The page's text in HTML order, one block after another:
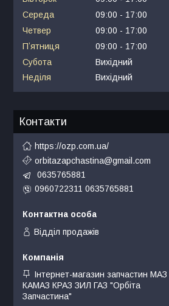
Середа
09:00
17:00
Четвер
09:00
17:00
Пʼятниця
09:00
17:00
Субота
Вихідний
Неділя
Вихідний
Контакти
https://ozp.com.ua/
orbitazapchastina@gmail.com
0635765881
0960722311 0635765881
Відділ продажів
Інтернет-магазин запчастин МАЗ
КАМАЗ КРАЗ ЗИЛ ГАЗ "Орбіта
Запчастина"